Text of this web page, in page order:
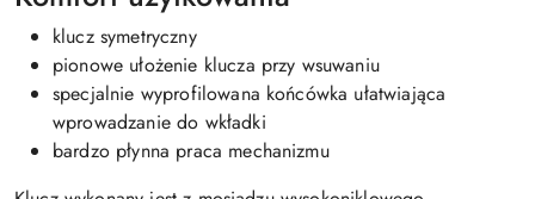
klucz symetryczny
pionowe ułożenie klucza przy wsuwaniu
specjalnie wyprofilowana końcówka ułatwiająca
wprowadzanie do wkładki
bardzo płynna praca mechanizmu